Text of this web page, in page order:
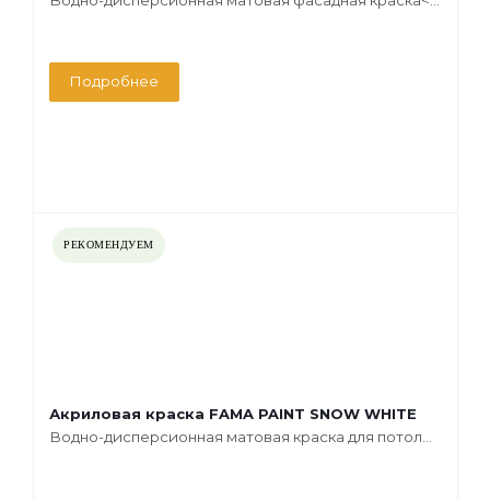
Подробнее
РЕКОМЕНДУЕМ
Акриловая краска FAMA PAINT SNOW WHITE
Водно-дисперсионная матовая краска для потол...